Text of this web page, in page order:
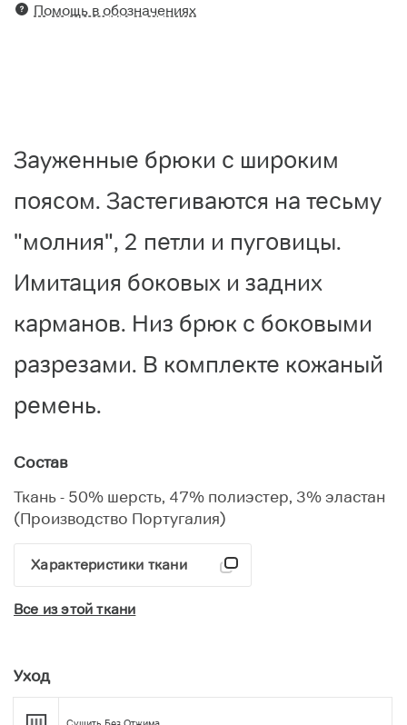
Помощь в обозначениях
Зауженные брюки с широким
поясом. Застегиваются на тесьму
"молния", 2 петли и пуговицы.
Имитация боковых и задних
карманов. Низ брюк с боковыми
разрезами. В комплекте кожаный
ремень.
Состав
Ткань - 50% шерсть, 47% полиэстер, 3% эластан
(Производство Португалия)
Характеристики ткани
Все из этой ткани
Уход